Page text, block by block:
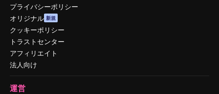
プライバシーポリシー
オリジナル 新規
クッキーポリシー
トラストセンター
アフィリエイト
法人向け
運営